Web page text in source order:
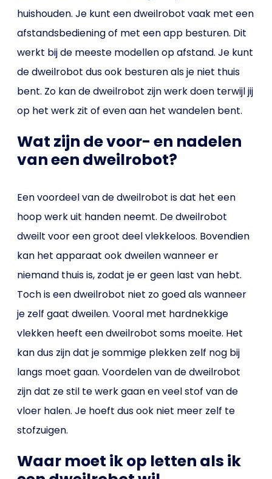
huishouden. Je kunt een dweilrobot vaak met een
afstandsbediening of met een app besturen. Dit
werkt bij de meeste modellen op afstand. Je kunt
de dweilrobot dus ook besturen als je niet thuis
bent. Zo kan de dweilrobot zijn werk doen terwijl jij
op het werk zit of even aan het wandelen bent.
Wat zijn de voor- en nadelen
van een dweilrobot?
Een voordeel van de dweilrobot is dat het een
hoop werk uit handen neemt. De dweilrobot
dweilt voor een groot deel vlekkeloos. Bovendien
kan het apparaat ook dweilen wanneer er
niemand thuis is, zodat je er geen last van hebt.
Toch is een dweilrobot niet zo goed als wanneer
je zelf gaat dweilen. Vooral met hardnekkige
vlekken heeft een dweilrobot soms moeite. Het
kan dus zijn dat je sommige plekken zelf nog bij
langs moet gaan. Voordelen van de dweilrobot
zijn dat ze stil te werk gaan en veel stof van de
vloer halen. Je hoeft dus ook niet meer zelf te
stofzuigen.
Waar moet ik op letten als ik